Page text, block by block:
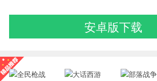
安卓版下载